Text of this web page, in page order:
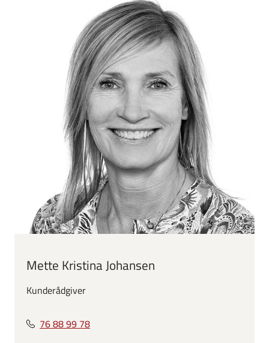
Mette Kristina Johansen
Kunderådgiver
76 88 99 78